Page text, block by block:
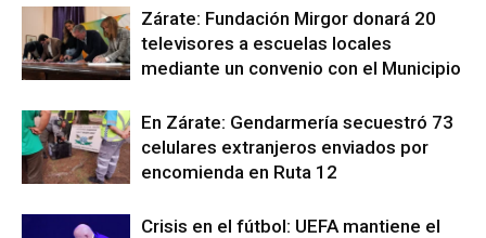
Zárate: Fundación Mirgor donará 20
televisores a escuelas locales
mediante un convenio con el Municipio
En Zárate: Gendarmería secuestró 73
celulares extranjeros enviados por
encomienda en Ruta 12
Crisis en el fútbol: UEFA mantiene el